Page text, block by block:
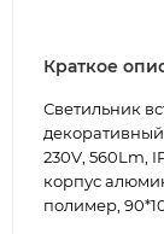
Краткое
Светильник
230V, 560Lm,
корпус
полимер,